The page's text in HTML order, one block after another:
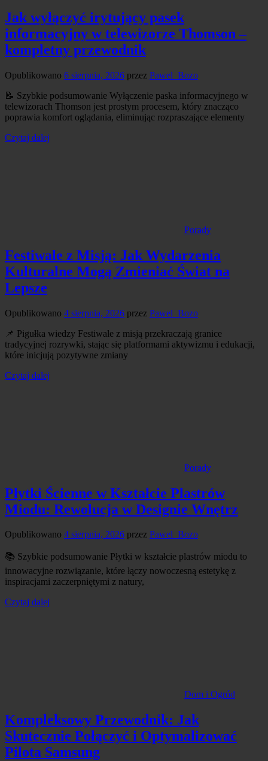
Jak wyłączyć irytujący pasek
informacyjny w telewizorze Thomson –
kompletny przewodnik
Opublikowano 6 sierpnia, 2026 przez Pawel_Bozo
📝 Szybkie podsumowanie Wyłączenie paska informacyjnego w
telewizorach Thomson jest prostym procesem, który znacząco
poprawia komfort oglądania, eliminując rozpraszające elementy
Czytaj dalej
Porady
Festiwale z Misją: Jak Wydarzenia
Kulturalne Mogą Zmieniać Świat na
Lepsze
Opublikowano 4 sierpnia, 2026 przez Pawel_Bozo
📌 Pigułka wiedzy Festiwale z misją przekraczają granice
tradycyjnej rozrywki, stając się platformami aktywizmu i edukacji,
które inicjują pozytywne zmiany
Czytaj dalej
Porady
Płytki Ścienne w Kształcie Plastrów
Miodu: Rewolucja w Designie Wnętrz
Opublikowano 4 sierpnia, 2026 przez Pawel_Bozo
📚 Szybkie podsumowanie Płytki w kształcie plastrów miodu to
innowacyjne rozwiązanie, które łączy nowoczesną estetykę z
inspiracjami zaczerpniętymi z natury,
Czytaj dalej
Dom i Ogród
Kompleksowy Przewodnik: Jak
Skutecznie Połączyć i Optymalizować
Pilota Samsung